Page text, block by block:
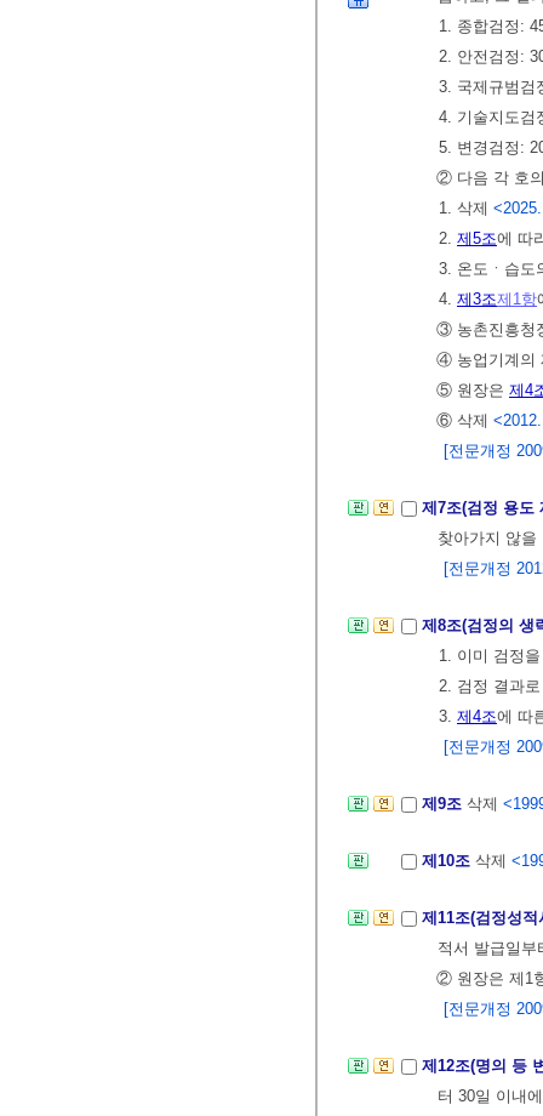
1. 종합검정:
2. 안전검정:
3. 국제규범검
4. 기술지도검
5. 변경검정:
② 다음 각 호
1. 삭제
2. 제5조에 따
3. 온도ㆍ습도
4. 제3조제1항
③ 농촌진흥청
④ 농업기계의
⑤ 원장은 제4
⑥ 삭제
[전문개정
제7조(검정 용도
찾아가지 않
[전문개정
제8조(검정의 생
1. 이미 검정
2. 검정 결과
3. 제4조에 따
[전문개정
제9조 삭제
제10조 삭제
제11조(검정성
적서 발급일
② 원장은 제1
[전문개정
제12조(명의 등
터 30일 이내